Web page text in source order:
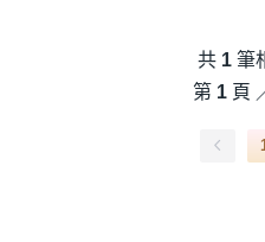
共 1 筆
第 1頁